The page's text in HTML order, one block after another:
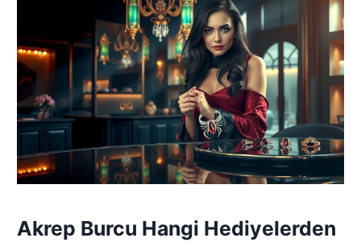
Akrep Burcu Hangi Hediyelerden